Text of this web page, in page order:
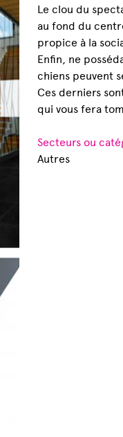
Le clou du
au fond du
propice à la
Enfin, ne
chiens peuvent
Ces derniers
qui vous fera
Secteurs ou
Autres